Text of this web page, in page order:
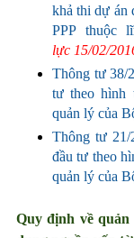
khả thi dự án
PPP thuộc
lực 15/02/
Thông tư 38/
tư theo hình
quản lý của
Thông tư
đầu tư theo
quản lý của
Quy định về